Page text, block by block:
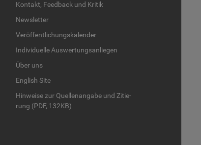
Kon­takt, Feed­back und Kri­tik
News­let­ter
Ver­öf­fent­li­chungs­ka­len­der
In­di­vi­du­el­le Aus­wer­tungs­an­lie­gen
Über uns
English Site
Hin­wei­se zur Quel­len­an­ga­be und Zi­tie­
rung (PDF, 132KB)